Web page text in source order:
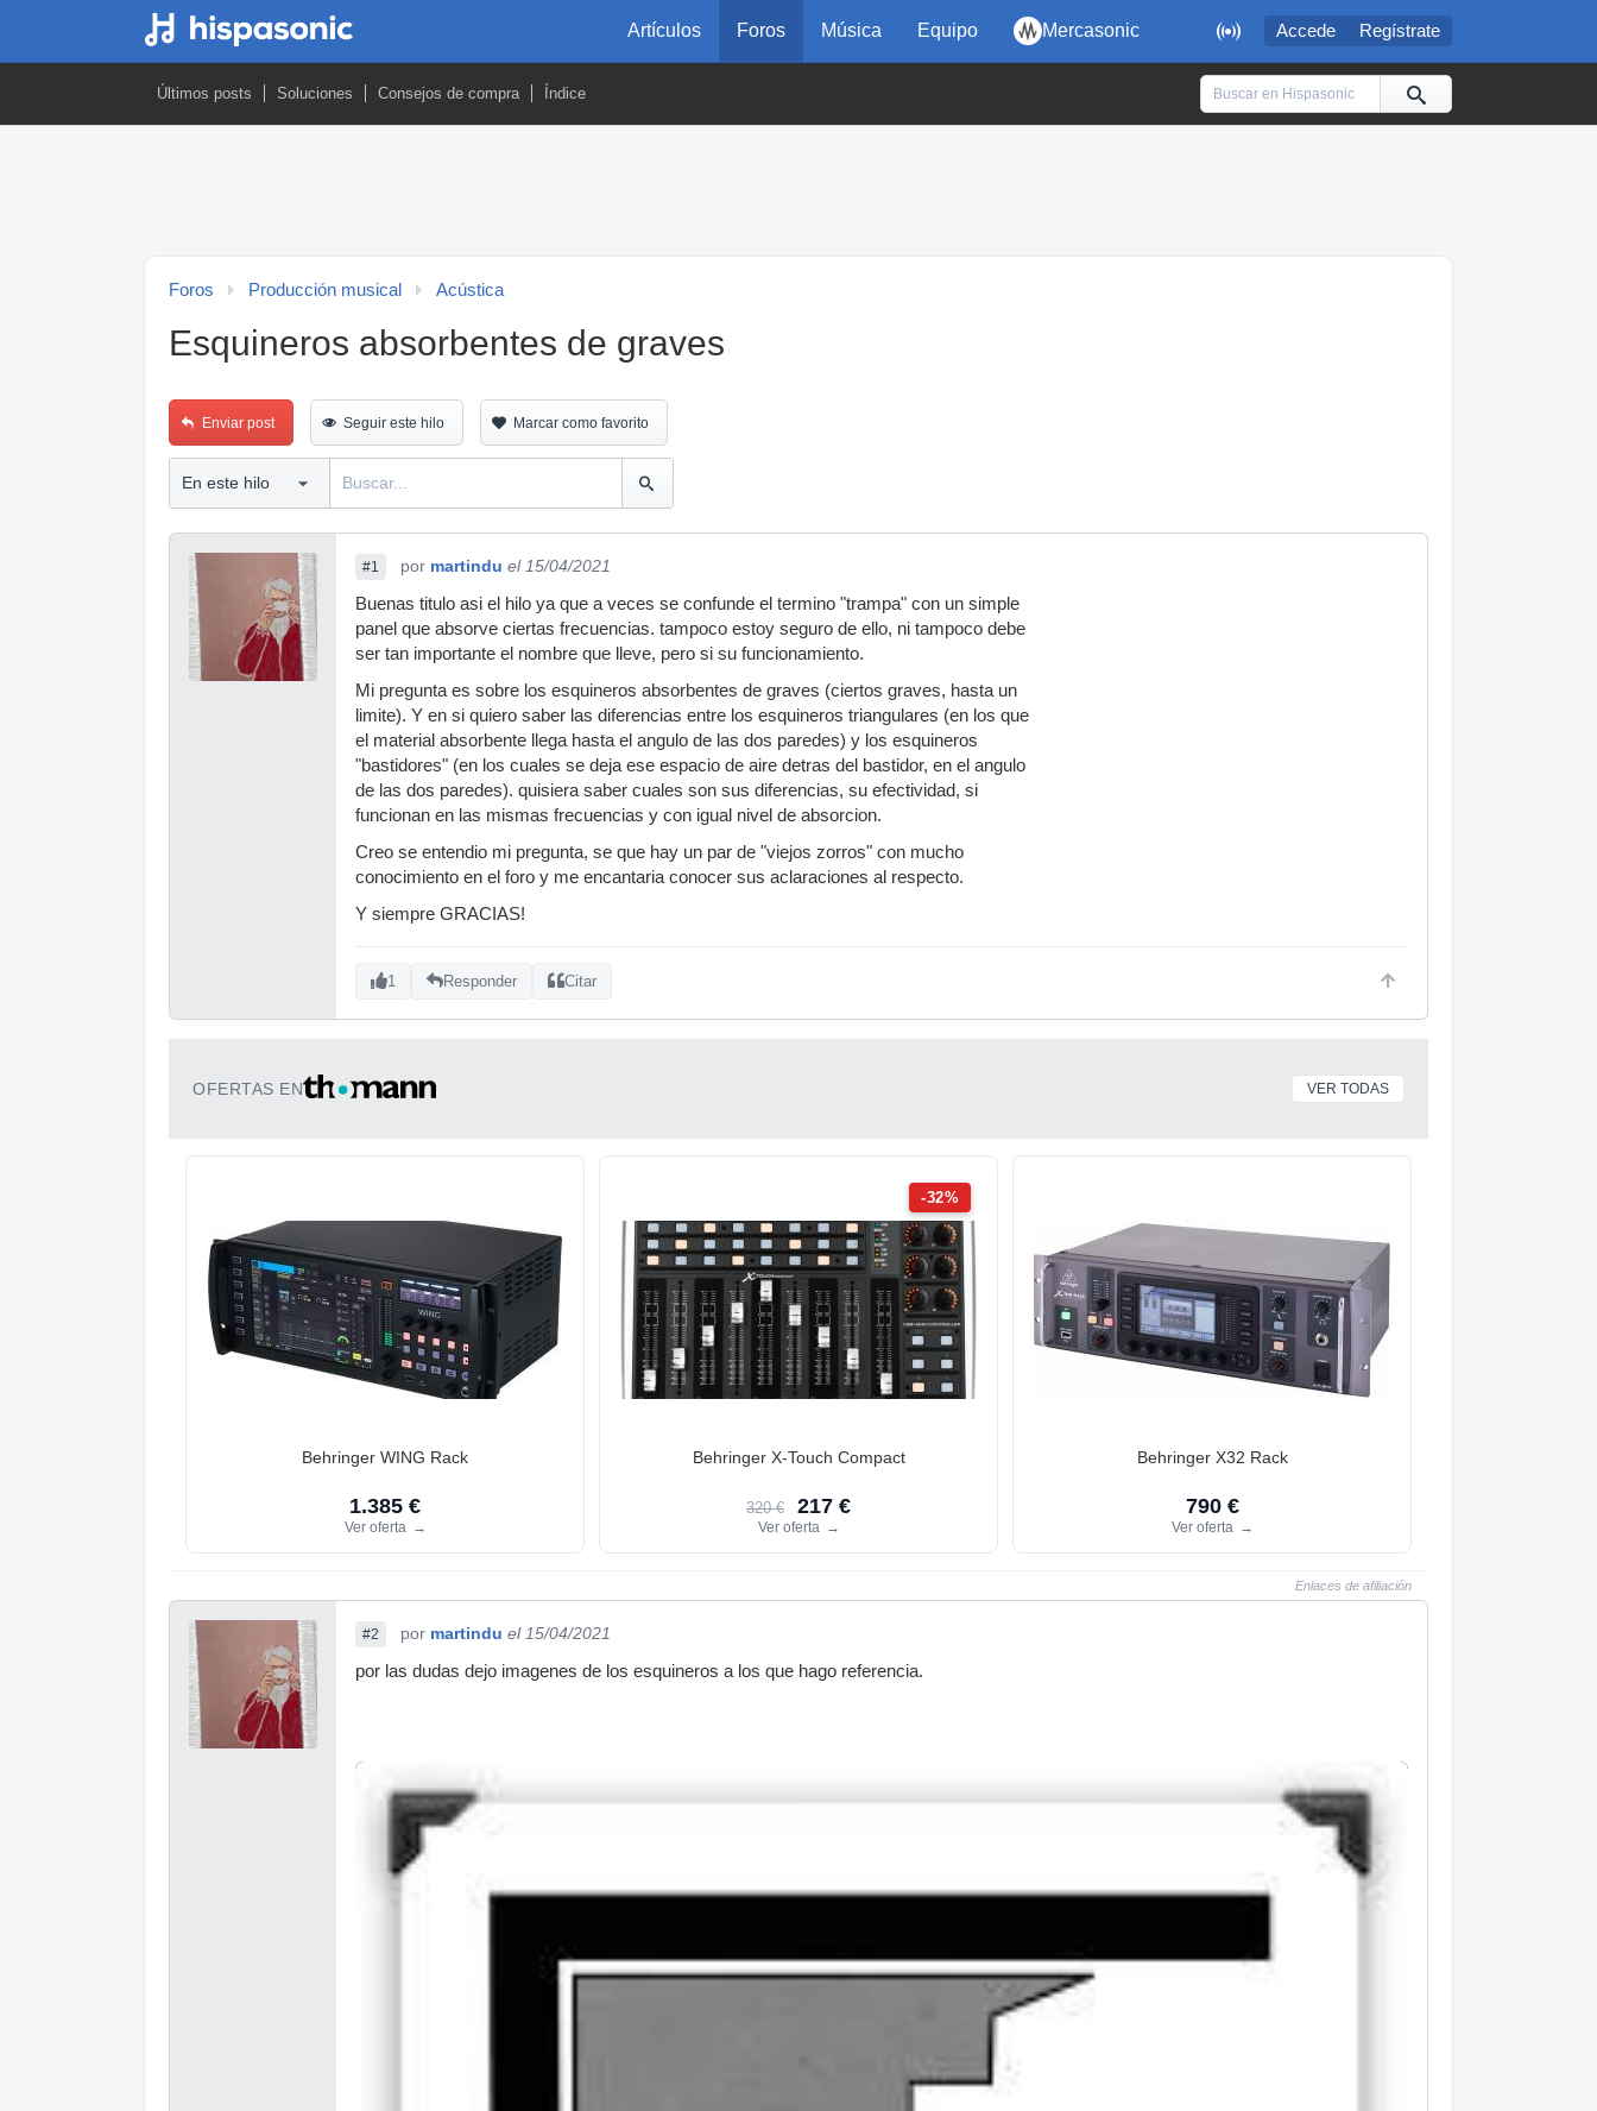
 Accede Regístrate
Artículos Foros Música Equipo Mercasonic
Últimos posts Soluciones Consejos de compra Índice
Foros Producción musical Acústica
Esquineros absorbentes de graves
Enviar post Seguir este hilo Marcar como favorito
#1 por martindu el 15/04/2021
Buenas titulo asi el hilo ya que a veces se confunde el termino "trampa" con un simple
panel que absorve ciertas frecuencias. tampoco estoy seguro de ello, ni tampoco debe
ser tan importante el nombre que lleve, pero si su funcionamiento.
Mi pregunta es sobre los esquineros absorbentes de graves (ciertos graves, hasta un
limite). Y en si quiero saber las diferencias entre los esquineros triangulares (en los que
el material absorbente llega hasta el angulo de las dos paredes) y los esquineros
"bastidores" (en los cuales se deja ese espacio de aire detras del bastidor, en el angulo
de las dos paredes). quisiera saber cuales son sus diferencias, su efectividad, si
funcionan en las mismas frecuencias y con igual nivel de absorcion.
Creo se entendio mi pregunta, se que hay un par de "viejos zorros" con mucho
conocimiento en el foro y me encantaria conocer sus aclaraciones al respecto.
Y siempre GRACIAS!
1 Responder Citar
OFERTAS EN VER TODAS
Behringer WING Rack
1.385 €
Ver oferta →
-32%
Behringer X-Touch Compact
320 € 217 €
Ver oferta →
Behringer X32 Rack
790 €
Ver oferta →
Enlaces de afiliación
#2 por martindu el 15/04/2021
por las dudas dejo imagenes de los esquineros a los que hago referencia.